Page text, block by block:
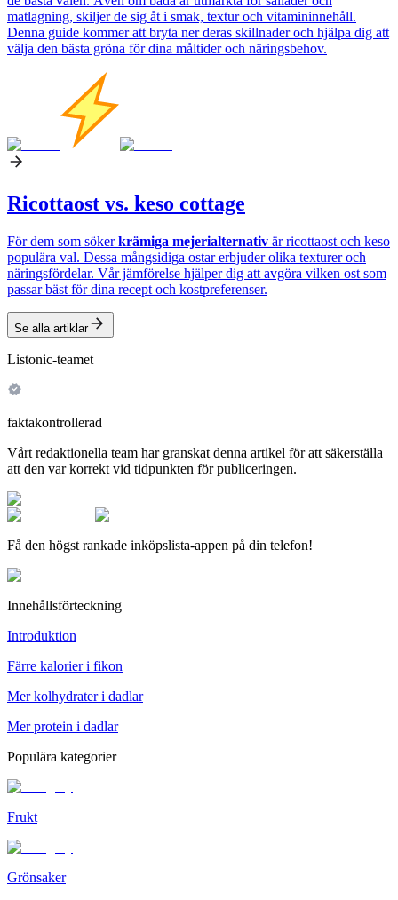
matlagning, skiljer de sig åt i smak, textur och vitamininnehåll.
Denna guide kommer att bryta ner deras skillnader och hjälpa dig att
välja den bästa gröna för dina måltider och näringsbehov.
Ricottaost vs. keso cottage
För dem som sökerkrämiga mejerialternativ är ricottaost och keso
populära val. Dessa mångsidiga ostar erbjuder olika texturer och
näringsfördelar. Vår jämförelse hjälper dig att avgöra vilken ost som
passar bäst för dina recept och kostpreferenser.
Se alla artiklar
Listonic-teamet
faktakontrollerad
Vårt redaktionella team har granskat denna artikel för att säkerställa
att den var korrekt vid tidpunkten för publiceringen.
Få den högst rankade inköpslista-appen på din telefon!
Innehållsförteckning
Introduktion
Färre kalorier i fikon
Mer kolhydrater i dadlar
Mer protein i dadlar
Populära kategorier
Frukt
Grönsaker